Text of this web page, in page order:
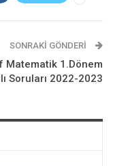
SONRAKI GÖNDERI
Matematik 1.Dönem
Soruları 2022-2023